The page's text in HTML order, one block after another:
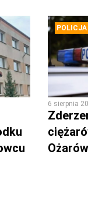
POLICJA
6 sierpnia
Ożarów